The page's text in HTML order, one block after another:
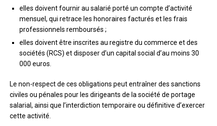
elles doivent fournir au salarié porté un compte d’activité
mensuel, qui retrace les honoraires facturés et les frais
professionnels remboursés ;
elles doivent être inscrites au registre du commerce et des
sociétés (RCS) et disposer d’un capital social d’au moins 30
000 euros.
Le non-respect de ces obligations peut entraîner des sanctions
civiles ou pénales pour les dirigeants de la société de portage
salarial, ainsi que l’interdiction temporaire ou définitive d’exercer
cette activité.